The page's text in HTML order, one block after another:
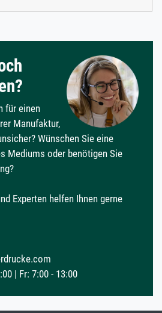
für einen
Manufaktur,
Wünschen Sie eine
Mediums oder benötigen Sie
Experten helfen Ihnen gerne
| Fr: 7:00 - 13:00